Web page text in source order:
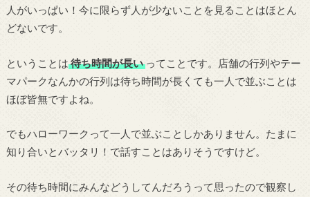
人がいっぱい！今に限らず人が少ないことを見ることはほとん
どないです。
ということは 待ち時間が長いってことです。店舗の行列やテー
マパークなんかの行列は待ち時間が長くても一人で並ぶことは
ほぼ皆無ですよね。
でもハローワークって一人で並ぶことしかありません。たまに
知り合いとバッタリ！で話すことはありそうですけど。
その待ち時間にみんなどうしてんだろうって思ったので観察し